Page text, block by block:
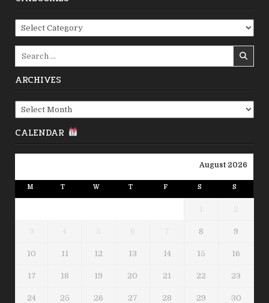
Categories
ARCHIVES
Archives
CALENDAR
August 2026
M T W T F S S
1 2
3 4 5 6 7 8 9
10 11 12 13 14 15 16
17 18 19 20 21 22 23
24 25 26 27 28 29 30